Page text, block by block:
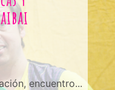
encuentro...